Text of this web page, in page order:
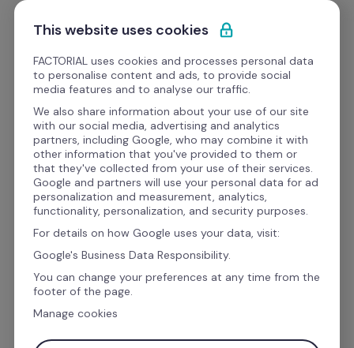
Ir al contenido
Empieza gratis
Gestión del tiempo de
trabajo fácil y sin errores
Controla de forma fácil y eficiente el tiempo de
trabajo de tu equipo. Vacaciones, turnos,
ausencias, horas trabajadas, todo centralizado
en un mismo lugar. ¡Adiós Excel! ¡Hola Factorial!
This website uses cookies
FACTORIAL uses cookies and processes personal data
to personalise content and ads, to provide social
media features and to analyse our traffic.
We also share information about your use of our site
with our social media, advertising and analytics
partners, including Google, who may combine it with
other information that you've provided to them or
that they've collected from your use of their services.
Google and partners will use your personal data for ad
personalization and measurement, analytics,
functionality, personalization, and security purposes.
For details on how Google uses your data, visit:
Google's Business Data Responsibility.
You can change your preferences at any time from the
footer of the page.
Manage cookies